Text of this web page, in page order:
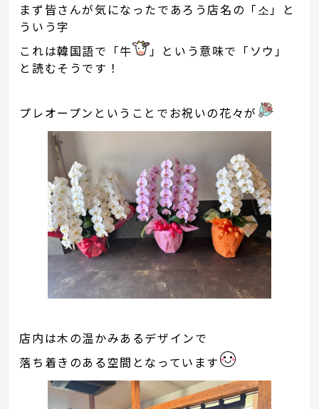
まず皆さんが気になったであろう店名の「소」と
ういう字
これは韓国語で「牛
」という意味で「ソウ」
と読むそうです！
プレオープンということでお祝いの花々が
店内は木の温かみあるデザインで
落ち着きのある空間となっています